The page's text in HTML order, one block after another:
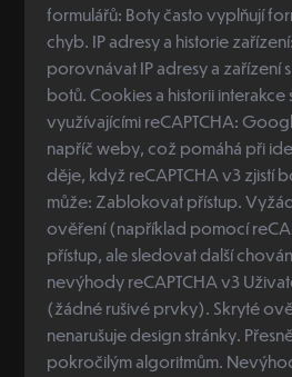
formulářů: Boty často vyplňují
chyb. IP adresy a historie
porovnávat IP adresy a zařízení
botů. Cookies a historii interakce
využívajícími reCAPTCHA:
napříč weby, což pomáhá při
děje, když reCAPTCHA v3 zjistí
může: Zablokovat přístup.
ověření (například pomocí
přístup, ale sledovat další
nevýhody reCAPTCHA v3
(žádné rušivé prvky). Skryté
nenarušuje design stránky.
pokročilým algoritmům.